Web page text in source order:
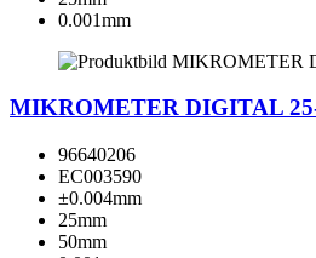
0.001mm
MIKROMETER DIGITAL
96640206
EC003590
±0.004mm
25mm
50mm